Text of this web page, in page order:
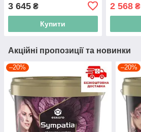
3 645 ₴
Купити
2 568₴
Акційні пропозиції та новинки
–20% –20%